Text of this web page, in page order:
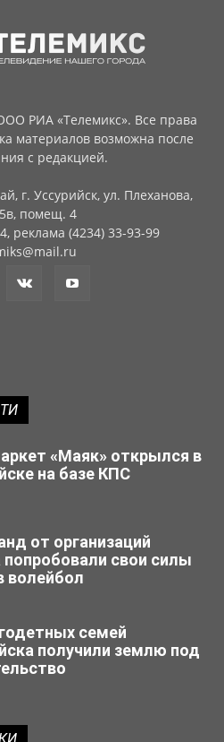
РИА «Телемикс». Все права
материалов возможна после
с редакцией.
г. Уссурийск, ул. Плеханова,
помещ. 4
реклама (4234) 33-93-99
«Маяк» открылся в
на базе КПС
от организаций
попробовали свои силы
волейбол
семей
получили землю под